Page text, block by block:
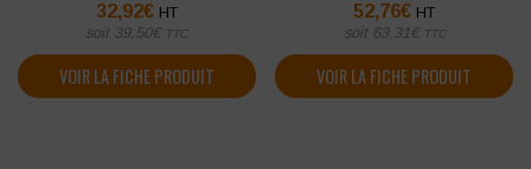
32,92€ HT
soit 39,50€ TTC
VOIR LA FICHE PRODUIT
52,76€ HT
soit 63,31 € TTC
VOIR LA FICHE PRODUIT